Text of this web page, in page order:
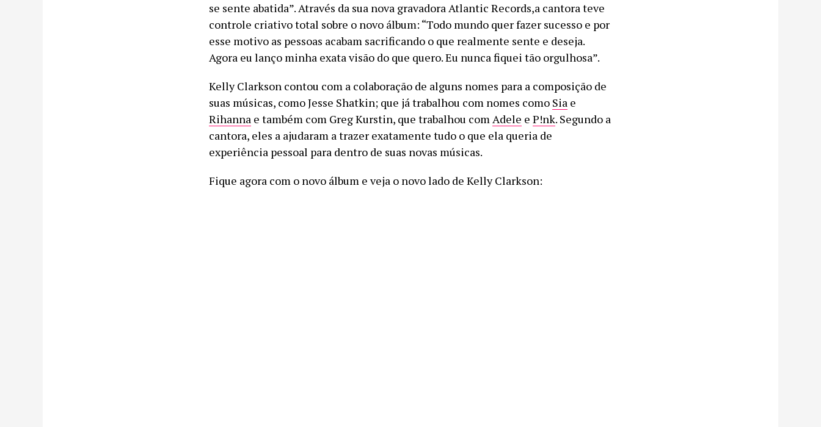
se sente abatida”. Através da sua nova gravadora Atlantic Records,a cantora teve
controle criativo total sobre o novo álbum: “Todo mundo quer fazer sucesso e por
esse motivo as pessoas acabam sacrificando o que realmente sente e deseja.
Agora eu lanço minha exata visão do que quero. Eu nunca fiquei tão orgulhosa”.
Kelly Clarkson contou com a colaboração de alguns nomes para a composição de
suas músicas, como Jesse Shatkin; que já trabalhou com nomes como Sia e
Rihanna e também com Greg Kurstin, que trabalhou comAdele e P!nk. Segundo a
cantora, eles a ajudaram a trazer exatamente tudo o que ela queria de
experiência pessoal para dentro de suas novas músicas.
Fique agora com o novo álbum e veja o novo lado de Kelly Clarkson: